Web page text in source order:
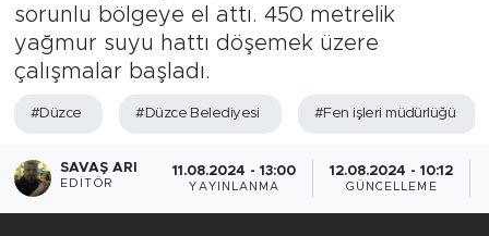
sorunlu bölgeye el attı. 450 metrelik
yağmur suyu hattı döşemek üzere
çalışmalar başladı.
#Düzce #Düzce Belediyesi #Fen işleri müdürlüğü
SAVAŞ ARI
EDITÖR
11.08.2024 - 13:00
YAYINLANMA
12.08.2024 - 10:12
GÜNCELLEME
Öncü Radyo Dinle
Öncü TV İzle
Son Dakika Haberleri
Haber Arşivi